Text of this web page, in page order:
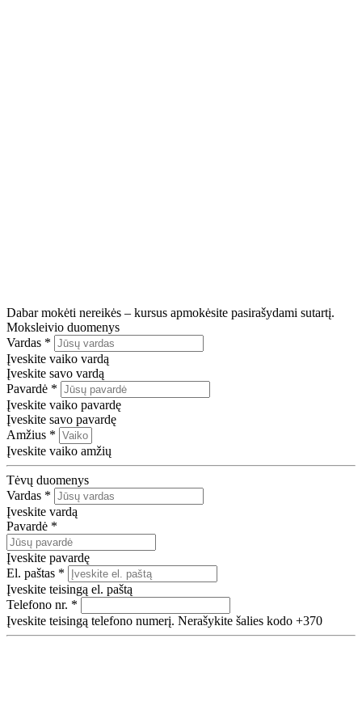
Dabar mokėti nereikės – kursus apmokėsite pasirašydami sutartį.
Moksleivio duomenys
Vardas *
Įveskite vaiko vardą
Įveskite savo vardą
Pavardė *
Įveskite vaiko pavardę
Įveskite savo pavardę
Amžius *
Įveskite vaiko amžių
Tėvų duomenys
Vardas *
Įveskite vardą
Pavardė *
Įveskite pavardę
El. paštas *
Įveskite teisingą el. paštą
Telefono nr. *
Įveskite teisingą telefono numerį. Nerašykite šalies kodo +370